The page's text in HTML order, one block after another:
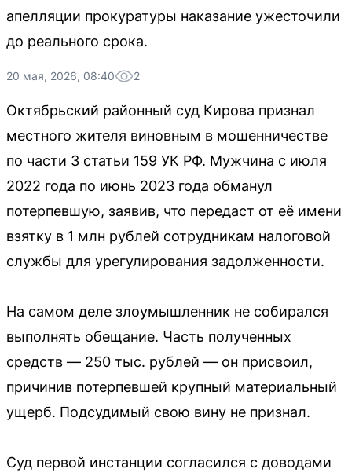
апелляции прокуратуры наказание ужесточили
до реального срока.
20 мая, 2026, 08:40 2
Октябрьский районный суд Кирова признал
местного жителя виновным в мошенничестве
по части 3 статьи 159 УК РФ. Мужчина с июля
2022 года по июнь 2023 года обманул
потерпевшую, заявив, что передаст от её имени
взятку в 1 млн рублей сотрудникам налоговой
службы для урегулирования задолженности.
На самом деле злоумышленник не собирался
выполнять обещание. Часть полученных
средств — 250 тыс. рублей — он присвоил,
причинив потерпевшей крупный материальный
ущерб. Подсудимый свою вину не признал.
Суд первой инстанции согласился с доводами